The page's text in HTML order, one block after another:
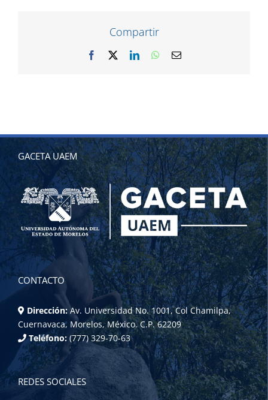
Compartir
Facebook LinkedInWhatsApp
Correo
GACETA UAEM
CONTACTO
Dirección: Av. Universidad No. 1001, Col Chamilpa,
Cuernavaca, Morelos, México. C.P. 62209
Teléfono: (777) 329-70-63
REDES SOCIALES